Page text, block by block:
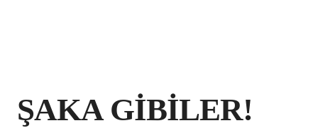
ŞAKA GİBİLER!